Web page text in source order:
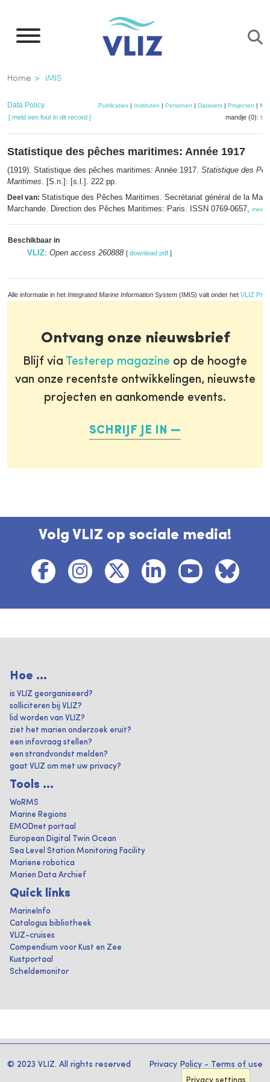
naar
inhoud
gaan
Kruimelpad
Home IMIS
Data Policy Publicaties | Instituten | Personen | Datasets | Projecten |
[ meld een fout in dit record ] mandje (0):
Statistique des pêches maritimes: Année 1917
(1919). Statistique des pêches maritimes: Année 1917. Statistique des
Maritimes. [S.n.]: [s.l.]. 222 pp.
Deel van: Statistique des Pêches Maritimes. Secrétariat général de la
Marchande. Direction des Pêches Maritimes: Paris. ISSN 0769-0657, meer
Beschikbaar in
VLIZ: Open access 260888 [ download pdf ]
Alle informatie in het Integrated Marine Information System (IMIS) valt onder het VLIZ
Ontvang onze nieuwsbrief
Blijf via Testerep magazine op de hoogte
van onze recentste ontwikkelingen, nieuwste
projecten en aankomende events.
SCHRIJF JE IN
Volg VLIZ op sociale media!
Hoe ...
is VLIZ georganiseerd?
solliciteren bij VLIZ?
lid worden van VLIZ?
ziet het marien onderzoek eruit?
een infovraag stellen?
een strandvondst melden?
gaat VLIZ om met uw privacy?
Tools ...
WoRMS
Marine Regions
EMODnet portaal
European Digital Twin Ocean
Sea Level Station Monitoring Facility
Mariene robotica
Marien Data Archief
Quick links
MarineInfo
Catalogus bibliotheek
VLIZ-cruises
Compendium voor Kust en Zee
Kustportaal
Scheldemonitor
© 2023 VLIZ. All rights reserved Privacy Policy - Terms of use
Privacy settings